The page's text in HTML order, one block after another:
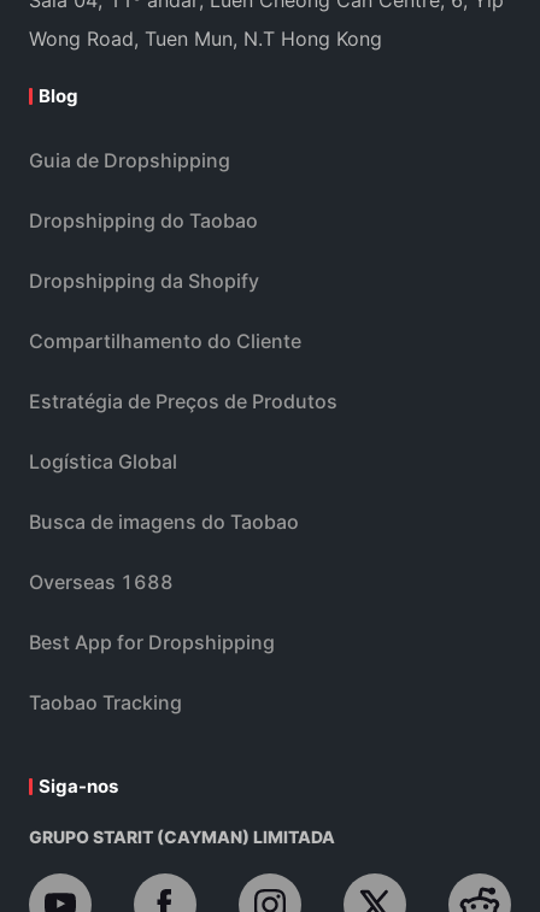
Wong Road, Tuen Mun, N.T Hong Kong
Blog
Guia de Dropshipping
Dropshipping do Taobao
Dropshipping da Shopify
Compartilhamento do Cliente
Estratégia de Preços de Produtos
Logística Global
Busca de imagens do Taobao
Overseas 1688
Best App for Dropshipping
Taobao Tracking
Siga-nos
GRUPO STARIT (CAYMAN) LIMITADA